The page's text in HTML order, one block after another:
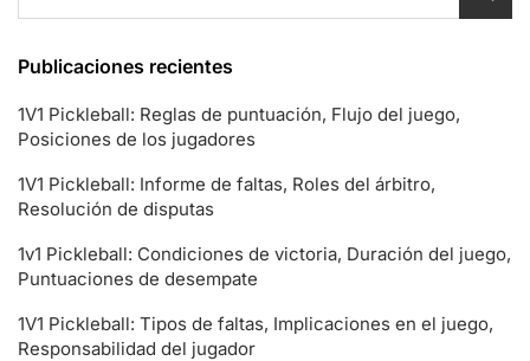
Publicaciones recientes
1V1 Pickleball: Reglas de puntuación, Flujo del juego,
Posiciones de los jugadores
1V1 Pickleball: Informe de faltas, Roles del árbitro,
Resolución de disputas
1v1 Pickleball: Condiciones de victoria, Duración del juego,
Puntuaciones de desempate
1V1 Pickleball: Tipos de faltas, Implicaciones en el juego,
Responsabilidad del jugador